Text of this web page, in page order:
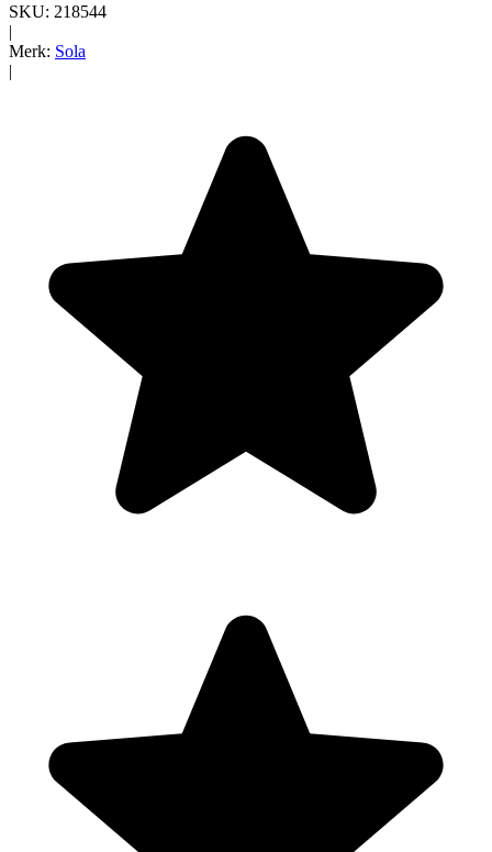
SKU: 218544
|
Merk: Sola
|